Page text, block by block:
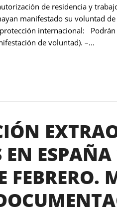
de residencia y
manifestado su voluntad
internacional:
de voluntad). –...
EN
FEBRERO.